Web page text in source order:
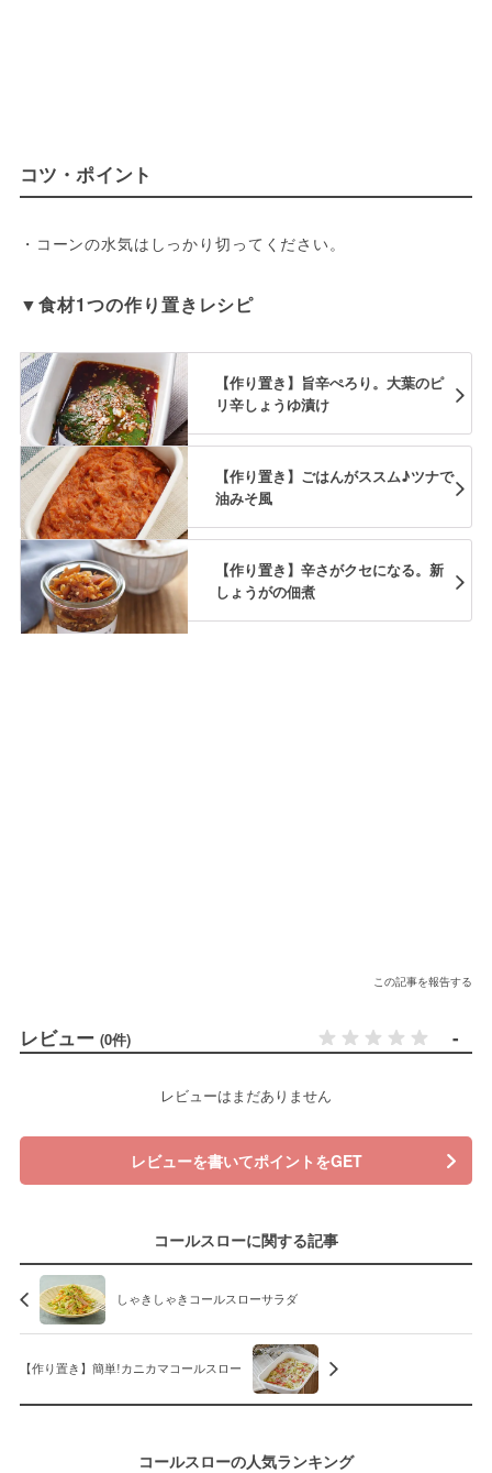
コツ・ポイント
・コーンの水気はしっかり切ってください。
▼食材1つの作り置きレシピ
【作り置き】旨辛ぺろり。大葉のピ
リ辛しょうゆ漬け
【作り置き】ごはんがススム♪ツナで
油みそ風
【作り置き】辛さがクセになる。新
しょうがの佃煮
この記事を報告する
レビュー (0件) -
レビューはまだありません
レビューを書いてポイントをGET
コールスローに関する記事
しゃきしゃきコールスローサラダ
【作り置き】簡単!カニカマコールスロー
コールスローの人気ランキング